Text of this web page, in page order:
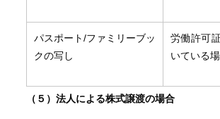
パスポート/ファミリーブッ
クの写し
労働許可
いている
（５）法人による株式譲渡の場合